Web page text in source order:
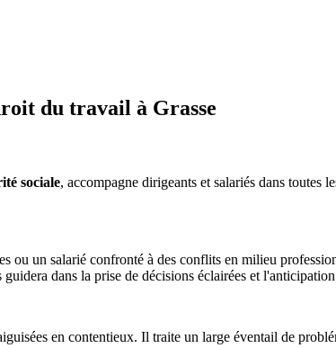
du travail à Grasse
sociale, accompagne dirigeants et salariés dans toutes
ou un salarié confronté à des conflits en milieu
dans la prise de décisions éclairées et
en contentieux. Il traite un large éventail de